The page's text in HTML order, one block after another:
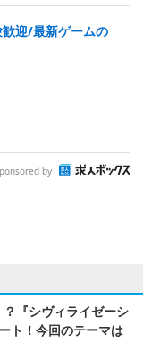
迎/最新ゲームの
by
『シヴィライゼーシ
ト！今回のテーマは